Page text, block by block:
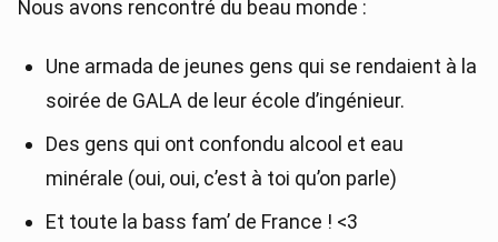
Nous avons rencontré du beau monde :
Une armada de jeunes gens qui se rendaient à la
soirée de GALA de leur école d’ingénieur.
Des gens qui ont confondu alcool et eau
minérale (oui, oui, c’est à toi qu’on parle)
Et toute la bass fam’ de France ! <3